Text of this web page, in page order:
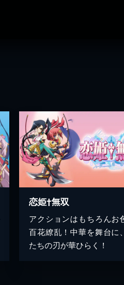
恋姫†無双
アクションはもちろんお
百花繚乱！中華を舞台に
たちの刃が華ひらく！